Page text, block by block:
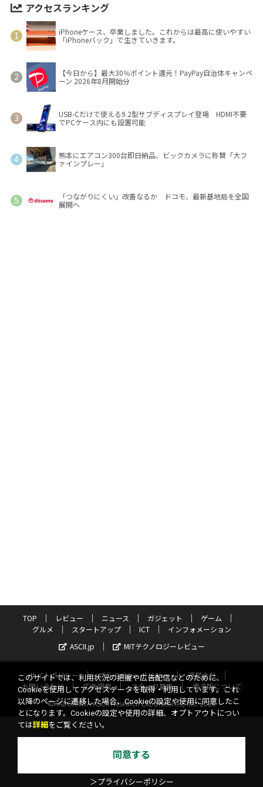
アクセスランキング
iPhoneケース、卒業しました。これからは最高に使いやすい
「iPhoneバック」で生きていきます。
【今日から】最大30％ポイント還元！PayPay自治体キャンペ
ーン 2026年8月開始分
USB-Cだけで使える9.2型サブディスプレイ登場 HDMI不要
でPCケース内にも設置可能
熊本にエアコン300台即日納品、ビックカメラに称賛「大フ
ァインプレー」
「つながりにくい」改善なるか ドコモ、最新基地局を全国
展開へ
TOP レビュー ニュース ガジェット
ゲーム
グルメ
スタートアップ ICT
インフォメーション
ASCII.jp
MITテクノロジーレビュー
サイトポリシー プライバシーポリシー
運営会社
お問い合わせ
広告掲載 スタッフ募集
電子版について
©KADOKAWA ASCII Research Laboratories, Inc. 2026
このサイトでは、利用状況の把握や広告配信などのために、
Cookieを使用してアクセスデータを取得・利用しています。これ
以降のページに遷移した場合、Cookieの設定や使用に同意したこ
とになります。Cookieの設定や使用の詳細、オプトアウトについ
ては詳細 をご覧ください。
同意する
＞プライバシーポリシー